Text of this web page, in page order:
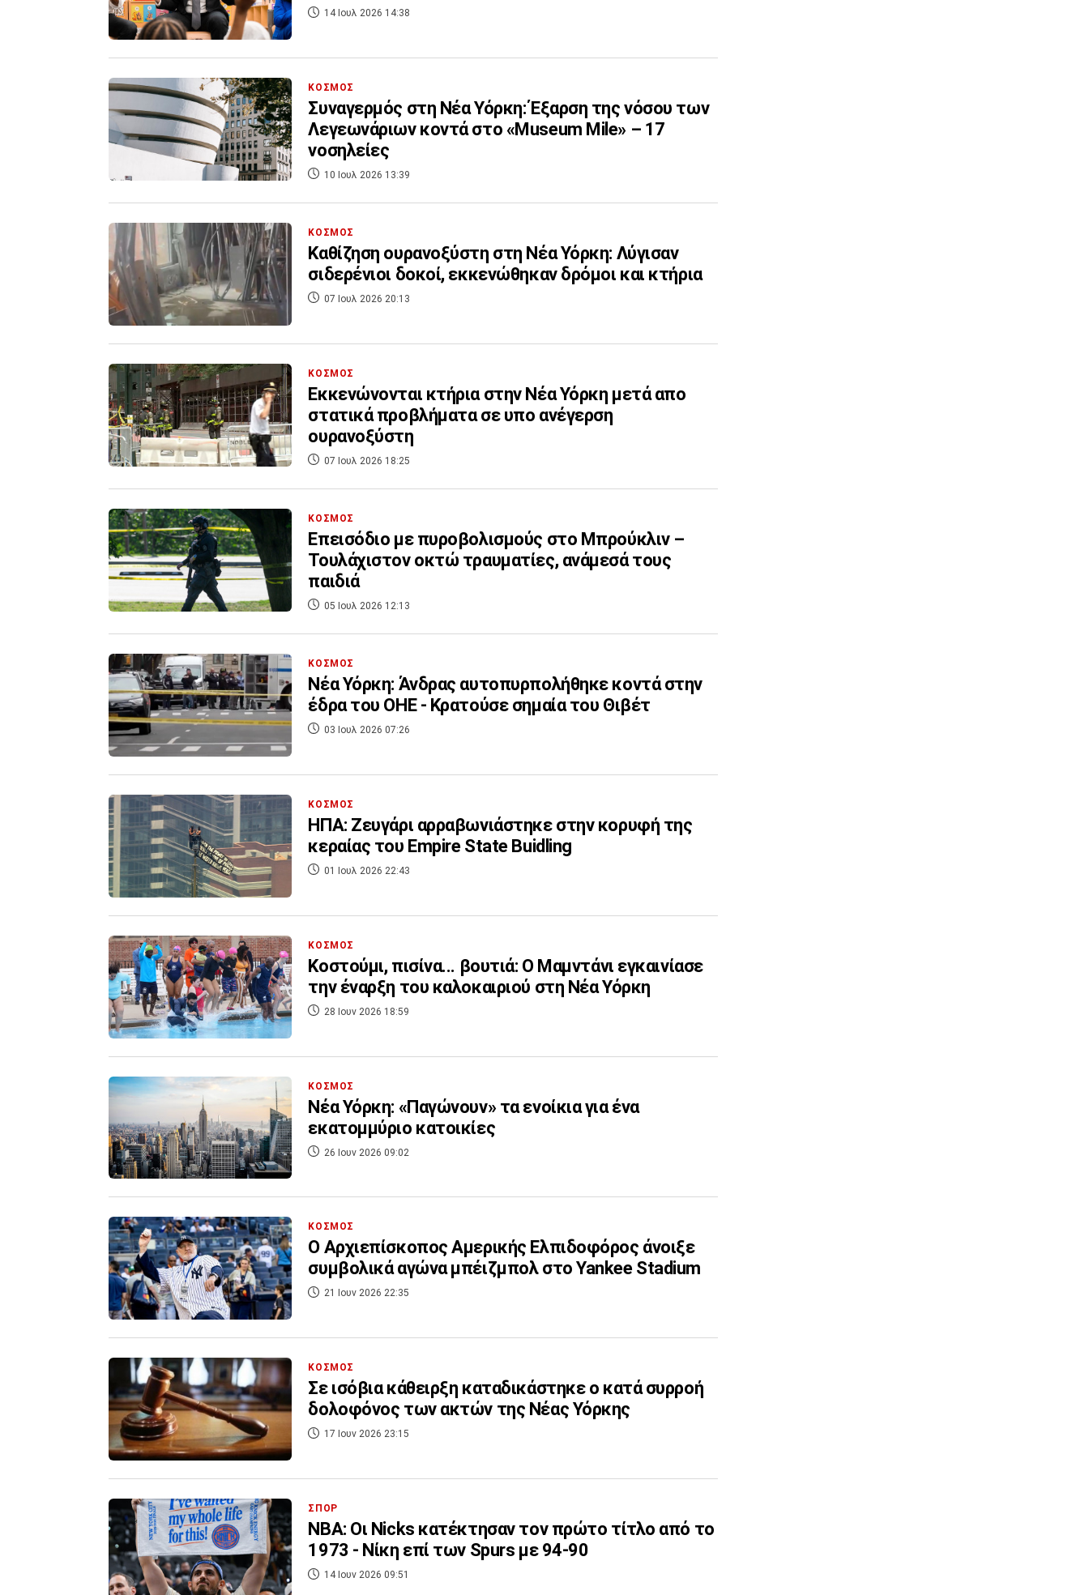
14 Ιουλ 2026 14:38
ΚΟΣΜΟΣ
Συναγερμός στη Νέα Υόρκη: Έξαρση της νόσου των
Λεγεωνάριων κοντά στο «Museum Mile» – 17
νοσηλείες
10 Ιουλ 2026 13:39
ΚΟΣΜΟΣ
Καθίζηση ουρανοξύστη στη Νέα Υόρκη: Λύγισαν
σιδερένιοι δοκοί, εκκενώθηκαν δρόμοι και κτήρια
07 Ιουλ 2026 20:13
ΚΟΣΜΟΣ
Εκκενώνονται κτήρια στην Νέα Υόρκη μετά απο
στατικά προβλήματα σε υπο ανέγερση
ουρανοξύστη
07 Ιουλ 2026 18:25
ΚΟΣΜΟΣ
Επεισόδιο με πυροβολισμούς στο Μπρούκλιν –
Τουλάχιστον οκτώ τραυματίες, ανάμεσά τους
παιδιά
05 Ιουλ 2026 12:13
ΚΟΣΜΟΣ
Νέα Υόρκη: Άνδρας αυτοπυρπολήθηκε κοντά στην
έδρα του ΟΗΕ - Κρατούσε σημαία του Θιβέτ
03 Ιουλ 2026 07:26
ΚΟΣΜΟΣ
ΗΠΑ: Ζευγάρι αρραβωνιάστηκε στην κορυφή της
κεραίας του Empire State Buidling
01 Ιουλ 2026 22:43
ΚΟΣΜΟΣ
Κοστούμι, πισίνα... βουτιά: Ο Μαμντάνι εγκαινίασε
την έναρξη του καλοκαιριού στη Νέα Υόρκη
28 Ιουν 2026 18:59
ΚΟΣΜΟΣ
Νέα Υόρκη: «Παγώνουν» τα ενοίκια για ένα
εκατομμύριο κατοικίες
26 Ιουν 2026 09:02
ΚΟΣΜΟΣ
Ο Αρχιεπίσκοπος Αμερικής Ελπιδοφόρος άνοιξε
συμβολικά αγώνα μπέιζμπολ στο Yankee Stadium
21 Ιουν 2026 22:35
ΚΟΣΜΟΣ
Σε ισόβια κάθειρξη καταδικάστηκε ο κατά συρροή
δολοφόνος των ακτών της Νέας Υόρκης
17 Ιουν 2026 23:15
ΣΠΟΡ
NBA: Οι Nicks κατέκτησαν τον πρώτο τίτλο από το
1973 - Νίκη επί των Spurs με 94-90
14 Ιουν 2026 09:51